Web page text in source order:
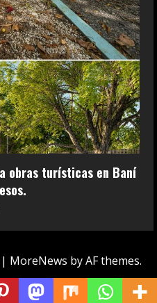
obras turísticas en Baní
| MoreNews by AF themes.